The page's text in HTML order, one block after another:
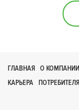
ГЛАВНАЯ О КОМПАНИИ
КАРЬЕРА